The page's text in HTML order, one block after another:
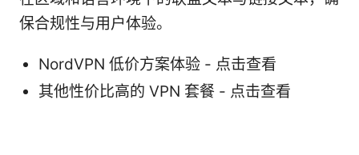
保合规性与用户体验。
NordVPN 低价方案体验 - 点击查看
其他性价比高的 VPN 套餐 - 点击查看